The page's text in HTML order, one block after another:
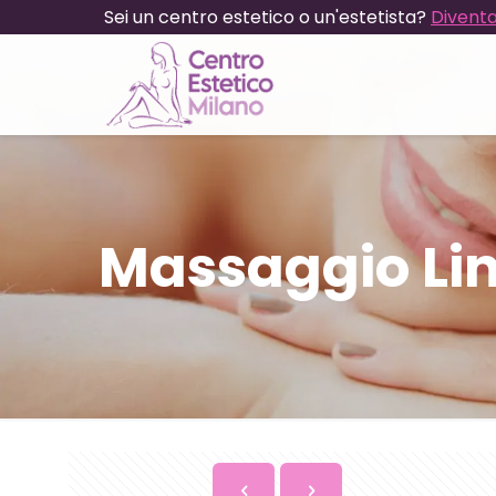
Sei un centro estetico o un'estetista?
Massaggio